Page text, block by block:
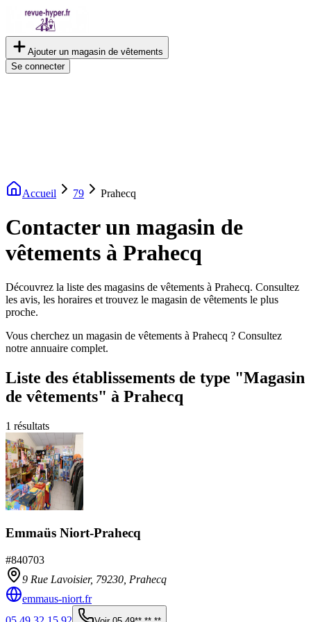
Ajouter un magasin de vêtements
Se connecter
Accueil 79 Prahecq
Contacter un magasin de
vêtements à Prahecq
Découvrez la liste des magasins de vêtements à Prahecq. Consultez
les avis, les horaires et trouvez le magasin de vêtements le plus
proche.
Vous cherchez un magasin de vêtements à Prahecq ? Consultez
notre annuaire complet.
Liste des établissements de type "Magasin
de vêtements" à Prahecq
1 résultats
Emmaüs Niort-Prahecq
#840703
9 Rue Lavoisier, 79230 Prahecq
emmaus-niort.fr